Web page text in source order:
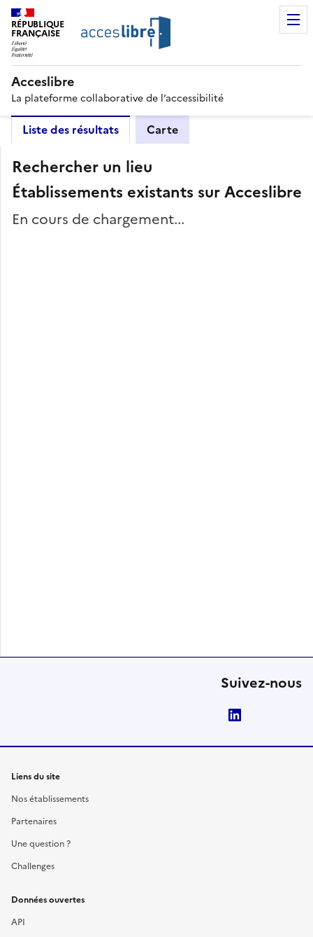
RÉPUBLIQUE
FRANÇAISE
Acceslibre
La plateforme collaborative de l’accessibilité
Liste des résultats Carte
Rechercher un lieu
Établissements existants sur Acceslibre
En cours de chargement...
Suivez-nous
Liens du site
Nos établissements
Partenaires
Une question ?
Challenges
Données ouvertes
API